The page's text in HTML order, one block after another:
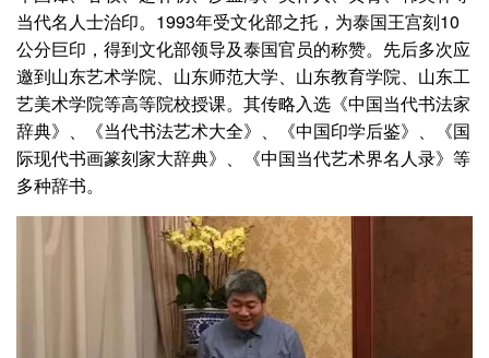
当代名人士治印。1993年受文化部之托，为泰国王宫刻10
公分巨印，得到文化部领导及泰国官员的称赞。先后多次应
邀到山东艺术学院、山东师范大学、山东教育学院、山东工
艺美术学院等高等院校授课。其传略入选《中国当代书法家
辞典》、《当代书法艺术大全》、《中国印学后鉴》、《国
际现代书画篆刻家大辞典》、《中国当代艺术界名人录》等
多种辞书。